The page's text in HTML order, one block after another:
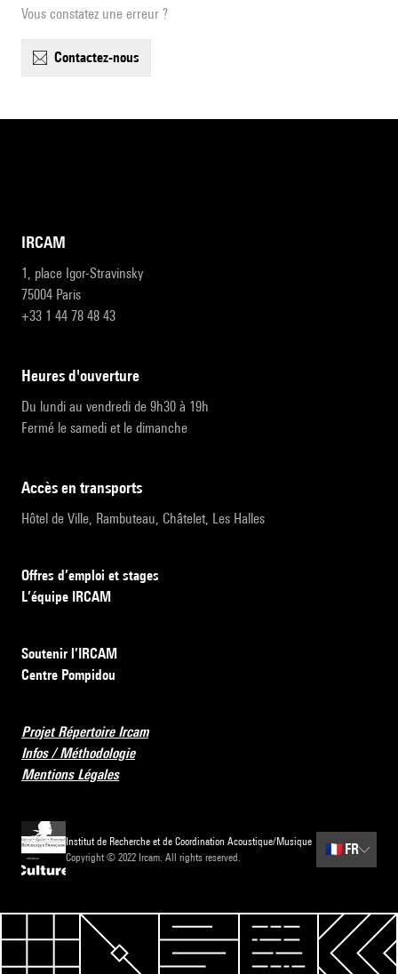
Vous constatez une erreur ?
contactez-nous
IRCAM
1, place Igor-Stravinsky
75004 Paris
+33 1 44 78 48 43
heures d'ouverture
Du lundi au vendredi de 9h30 à 19h
Fermé le samedi et le dimanche
accès en transports
Hôtel de Ville, Rambuteau, Châtelet, Les Halles
Offres d’emploi et stages
L’équipe IRCAM
Soutenir l’IRCAM
Centre Pompidou
Projet Répertoire Ircam
Infos / Méthodologie
Mentions Légales
Institut de Recherche et de Coordination Acoustique/Musique
Copyright © 2022 Ircam. All rights reserved.
🇫🇷 FR